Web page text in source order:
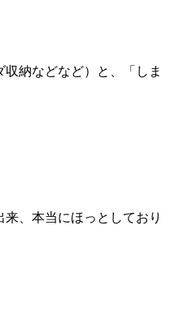
納などなど）と、「しま
、本当にほっとしており